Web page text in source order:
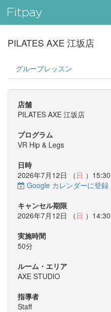
PILATES AXE 江坂店
グループレッスン
店舗
PILATES AXE 江坂店
プログラム
VR Hip & Legs
日時
2026年7月12日 （ 日 ）15:30
Google カレンダーに登録
キャンセル期限
2026年7月12日 （ 日 ）14:30
実施時間
50分
ルーム・エリア
AXE STUDIO
指導者
Staff